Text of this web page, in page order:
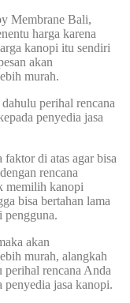
Membrane Bali,
harga karena
kanopi itu sendiri
akan
murah.
perihal rencana
penyedia jasa
di atas agar bisa
rencana
memilih kanopi
bisa bertahan lama
pengguna.
akan
murah, alangkah
rencana Anda
penyedia jasa kanopi.